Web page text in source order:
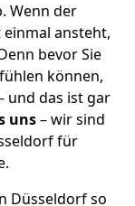
Wenn der
ansteht,
bevor Sie
können,
und das ist gar
uns– wir sind
für
Düsseldorf so